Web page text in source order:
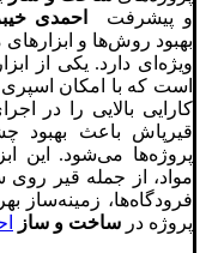
و پیشرفت
احمدی
بهبود روش‌ها و
ویژه‌ای دارد. یکی از
است که با امکان
کارایی بالایی را در
قیرپاش باعث بهبود
پروژه‌ها می‌شود. این
مواد، از جمله قیر روی
فرودگاه‌ها، زمینه‌ساز
پروژه در ساخت و ساز